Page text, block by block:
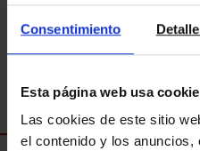
Consentimiento
Esta página web usa
Las cookies de este sitio
el contenido y los anuncios,